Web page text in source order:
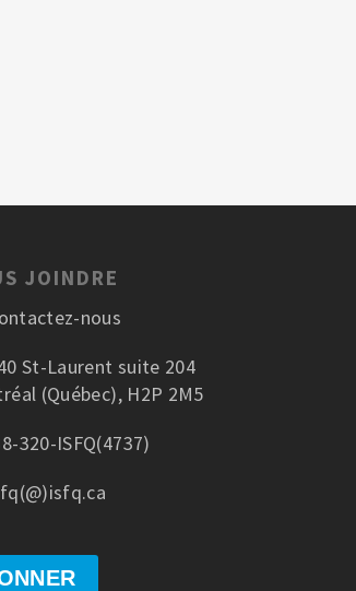
JOINDRE
nous
St-Laurent suite 204
(Québec), H2P 2M5
320-ISFQ(4737)